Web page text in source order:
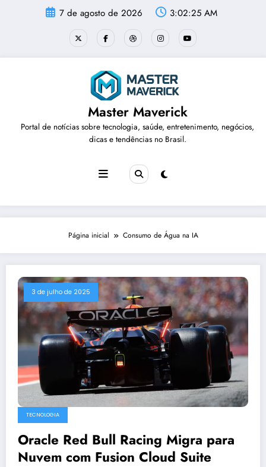
7 de agosto de 2026 3:02:25 AM
Master Maverick
Portal de notícias sobre tecnologia, saúde, entretenimento, negócios,
dicas e tendências no Brasil.
Página inicial Consumo de Água na IA
3 de julho de 2025
TECNOLOGIA
Oracle Red Bull Racing Migra para
Nuvem com Fusion Cloud Suite